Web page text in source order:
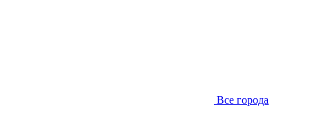
Все города